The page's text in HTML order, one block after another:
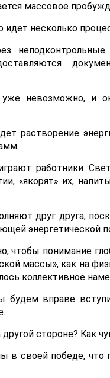
массовое
идет несколько
уже невозможно, и
растворение
работники
«якорят» их,
друг друга,
энергетической
чтобы понимание
массы», как на
коллективное
будем вправе
другой стороне? Как
в своей победе, что